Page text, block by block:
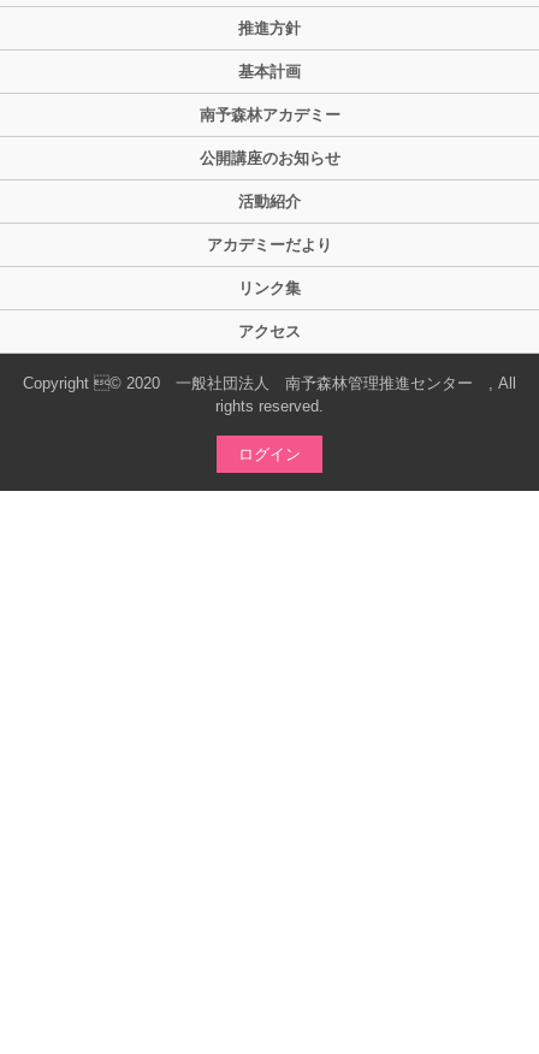
推進方針
基本計画
南予森林アカデミー
公開講座のお知らせ
活動紹介
アカデミーだより
リンク集
アクセス
Copyright © 2020 一般社団法人 南予森林管理推進センター , All
rights reserved.
ログイン